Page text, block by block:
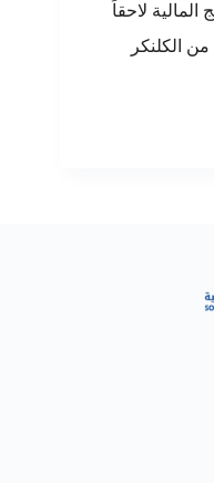
لاحقاً
تصدير 1.500.000 طن من الكلنكر